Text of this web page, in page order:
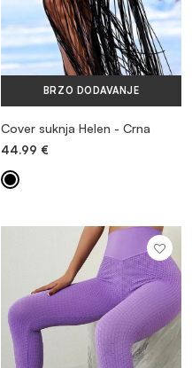
BRZO DODAVANJE
Cover suknja Helen - Crna
44.99 €